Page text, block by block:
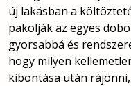
új lakásban a
pakolják az egyes
gyorsabbá és
hogy milyen
kibontása után